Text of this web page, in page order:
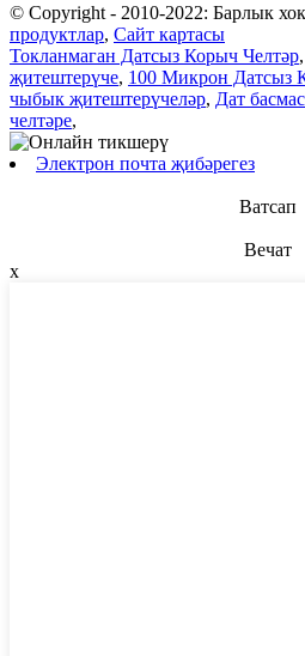
© Copyright - 2010-2022: Барлык
продуктлар, Сайт картасы
Токланмаган Датсыз Корыч Челтәр,
җитештерүче, 100 Микрон Датсыз
чыбык җитештерүчеләр, Дат
челтәре,
Электрон почта җибәрегез
Ватсап
Вечат
x